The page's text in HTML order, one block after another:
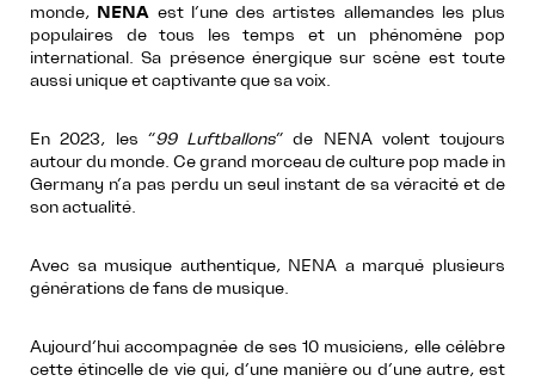
monde, NENA est l’une des artistes allemandes les plus
populaires de tous les temps et un phénomène pop
international. Sa présence énergique sur scène est toute
aussi unique et captivante que sa voix.
En 2023, les “99 Luftballons” de NENA volent toujours
autour du monde. Ce grand morceau de culture pop made in
Germany n’a pas perdu un seul instant de sa véracité et de
son actualité.
Avec sa musique authentique, NENA a marqué plusieurs
générations de fans de musique.
Aujourd’hui accompagnée de ses 10 musiciens, elle célèbre
cette étincelle de vie qui, d’une manière ou d’une autre, est